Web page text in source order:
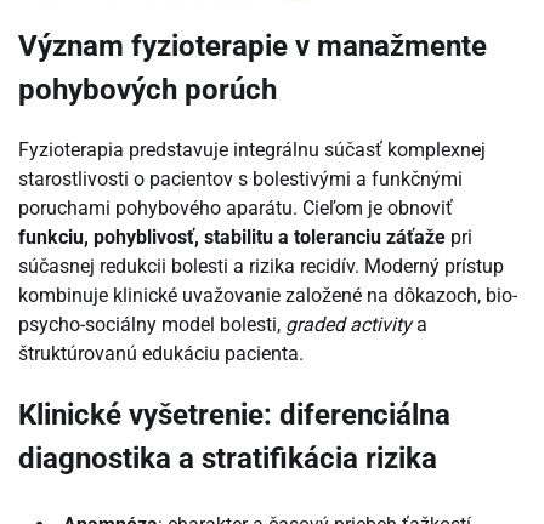
Význam fyzioterapie v manažmente
pohybových porúch
Fyzioterapia predstavuje integrálnu súčasť komplexnej
starostlivosti o pacientov s bolestivými a funkčnými
poruchami pohybového aparátu. Cieľom je obnoviť
funkciu, pohyblivosť, stabilitu a toleranciu záťaže pri
súčasnej redukcii bolesti a rizika recidív. Moderný prístup
kombinuje klinické uvažovanie založené na dôkazoch, bio-
psycho-sociálny model bolesti, graded activitya
štruktúrovanú edukáciu pacienta.
Klinické vyšetrenie: diferenciálna
diagnostika a stratifikácia rizika